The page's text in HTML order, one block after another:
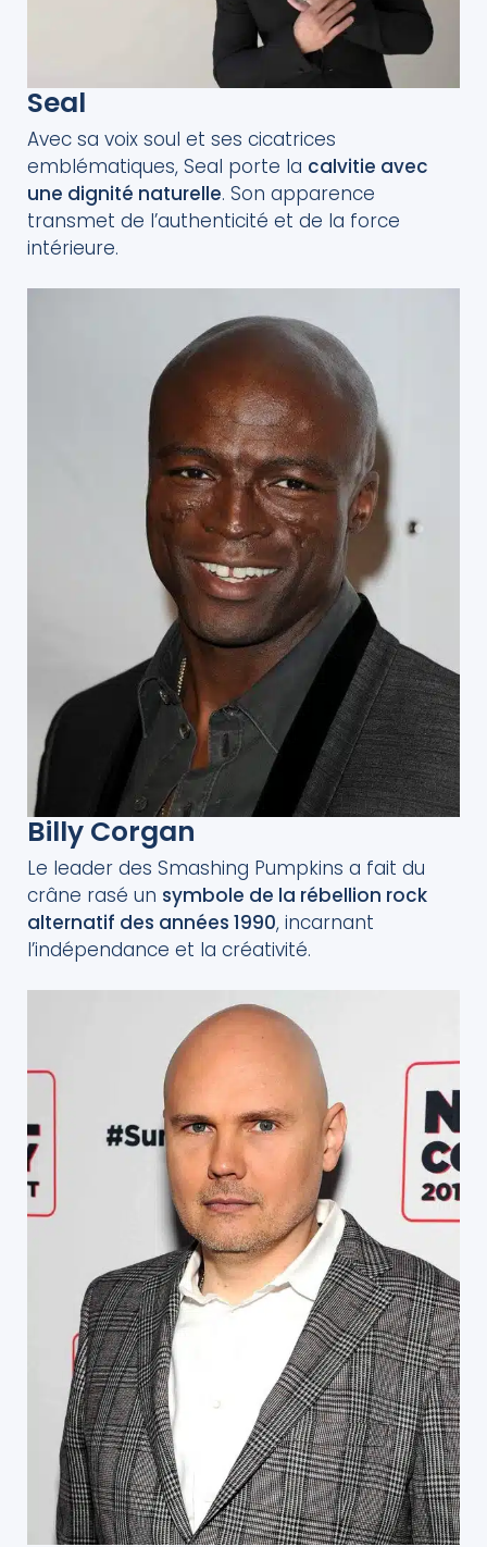
Seal
Avec sa voix soul et ses cicatrices
emblématiques, Seal porte la calvitie avec
une dignité naturelle. Son apparence
transmet de l’authenticité et de la force
intérieure.
Billy Corgan
Le leader des Smashing Pumpkins a fait du
crâne rasé un symbole de la rébellion rock
alternatif des années 1990, incarnant
l’indépendance et la créativité.